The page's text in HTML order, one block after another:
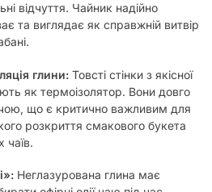
відчуття. Чайник надійно
та виглядає як справжній витвір
глини: Товсті стінки з якісної
як термоізолятор. Вони довго
що є критично важливим для
розкриття смакового букета
чаїв.
Неглазурована глина має